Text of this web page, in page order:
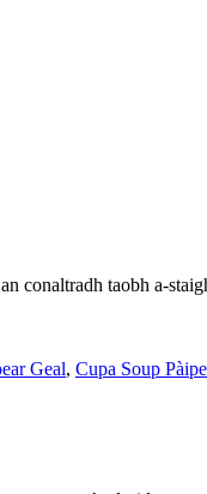
conaltradh taobh a-
Geal, Cupa Soup